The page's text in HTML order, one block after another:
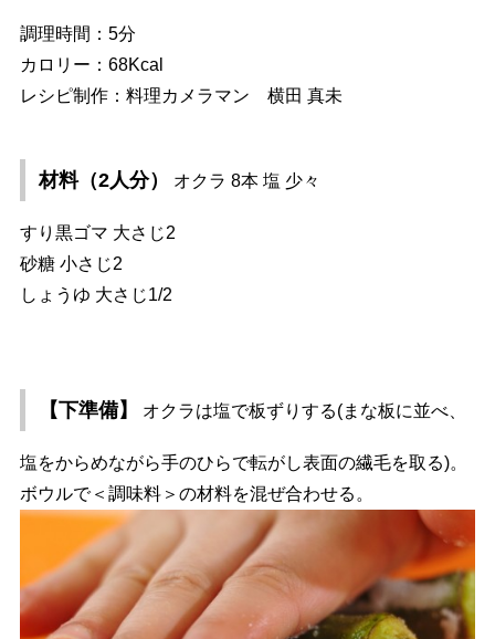
調理時間：5分
カロリー：68Kcal
レシピ制作：料理カメラマン 横田 真未
材料（2人分） オクラ 8本 塩 少々
すり黒ゴマ 大さじ2
砂糖 小さじ2
しょうゆ 大さじ1/2
【下準備】 オクラは塩で板ずりする(まな板に並べ、
塩をからめながら手のひらで転がし表面の繊毛を取る)。
ボウルで＜調味料＞の材料を混ぜ合わせる。